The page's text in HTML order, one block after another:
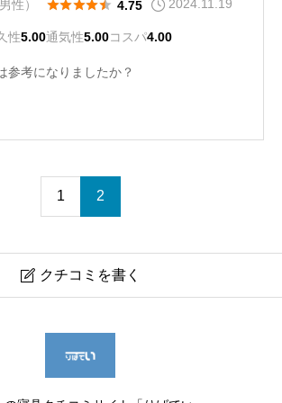
二分にある枕です。
性）  4.75 2024.11.19
性5.00通気性5.00コスパ4.00
参考になりましたか？
1 2
 クチコミを書く
年代と性別） 必須